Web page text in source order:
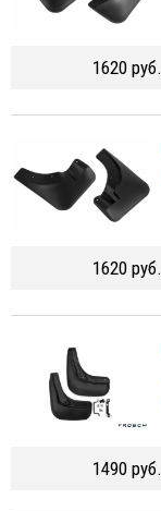
1620 руб.
1620 руб.
1490 руб.